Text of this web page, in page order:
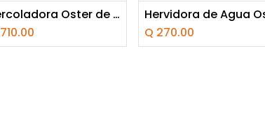
Añadir a la cesta Percoladora Oster de 35 Tazas Acero Inoxidable
710.00
Añadir a la cesta
Q 270.00